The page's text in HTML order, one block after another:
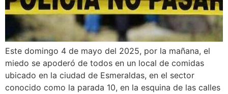
Este domingo 4 de mayo del 2025, por la mañana, el
miedo se apoderó de todos en un local de comidas
ubicado en la ciudad de Esmeraldas, en el sector
conocido como la parada 10, en la esquina de las calles